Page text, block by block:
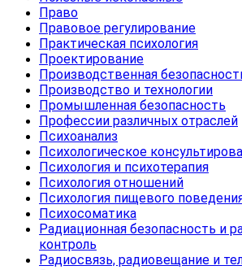
Право
Правовое регулирование
Практическая психология
Проектирование
Производственная
Производство и технологии
Промышленная безопасность
Профессии различных отраслей
Психоанализ
Психологическое
Психология и психотерапия
Психология отношений
Психология пищевого
Психосоматика
Радиационная безопасность и
контроль
Радиосвязь, радиовещание и